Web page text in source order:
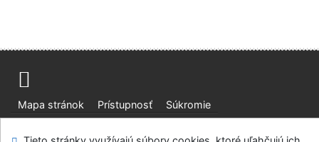
Mapa stránok Prístupnosť
Súkromie